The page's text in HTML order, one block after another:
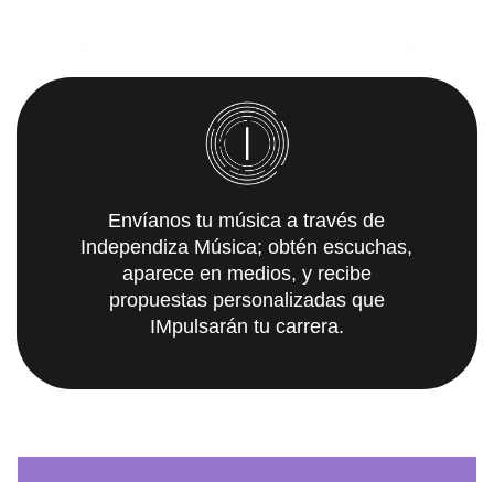
Envíanos tu música a través de
Independiza Música; obtén escuchas,
aparece en medios, y recibe
propuestas personalizadas que
IMpulsarán tu carrera.